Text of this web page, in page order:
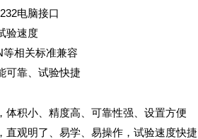
电脑接口
验速度
等相关标准兼容
可靠、试验快捷
体积小、精度高、可靠性强、设置方便
直观明了、易学、易操作，试验速度快捷